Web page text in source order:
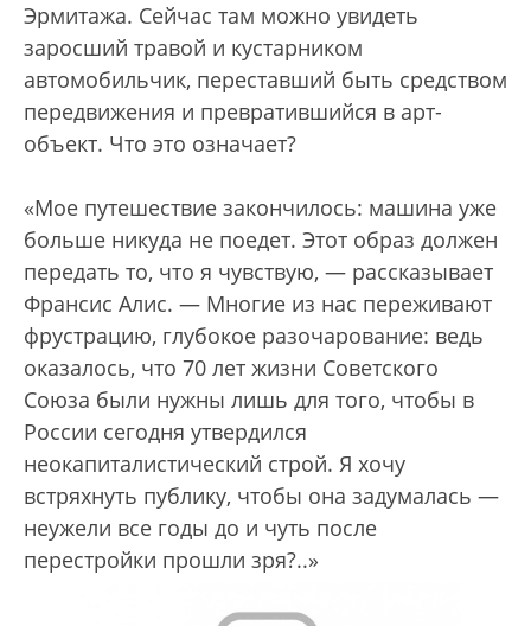
Эрмитажа. Сейчас там можно увидеть
заросший травой и кустарником
автомобильчик, переставший быть средством
передвижения и превратившийся в арт-
объект. Что это означает?
«Мое путешествие закончилось: машина уже
больше никуда не поедет. Этот образ должен
передать то, что я чувствую, — рассказывает
Франсис Алис. — Многие из нас переживают
фрустрацию, глубокое разочарование: ведь
оказалось, что 70 лет жизни Советского
Союза были нужны лишь для того, чтобы в
России сегодня утвердился
неокапиталистический строй. Я хочу
встряхнуть публику, чтобы она задумалась —
неужели все годы до и чуть после
перестройки прошли зря?..»